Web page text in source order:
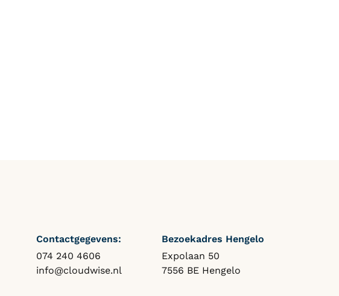
Contactgegevens:
074 240 4606
info@cloudwise.nl
Bezoekadres Hengelo
Expolaan 50
7556 BE Hengelo